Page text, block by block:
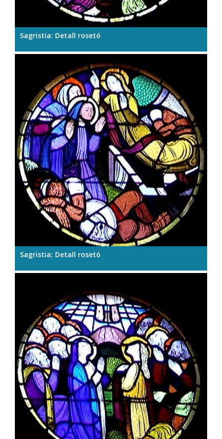
Sagristia: Detall rosetó
Sagristia: Detall rosetó